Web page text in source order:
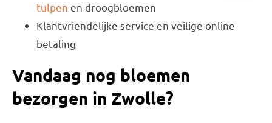
tulpen en droogbloemen
Klantvriendelijke service en veilige online
betaling
Vandaag nog bloemen
bezorgen in Zwolle?